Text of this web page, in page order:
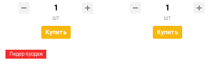
шт
Купить
шт
Купить
Лидер продаж